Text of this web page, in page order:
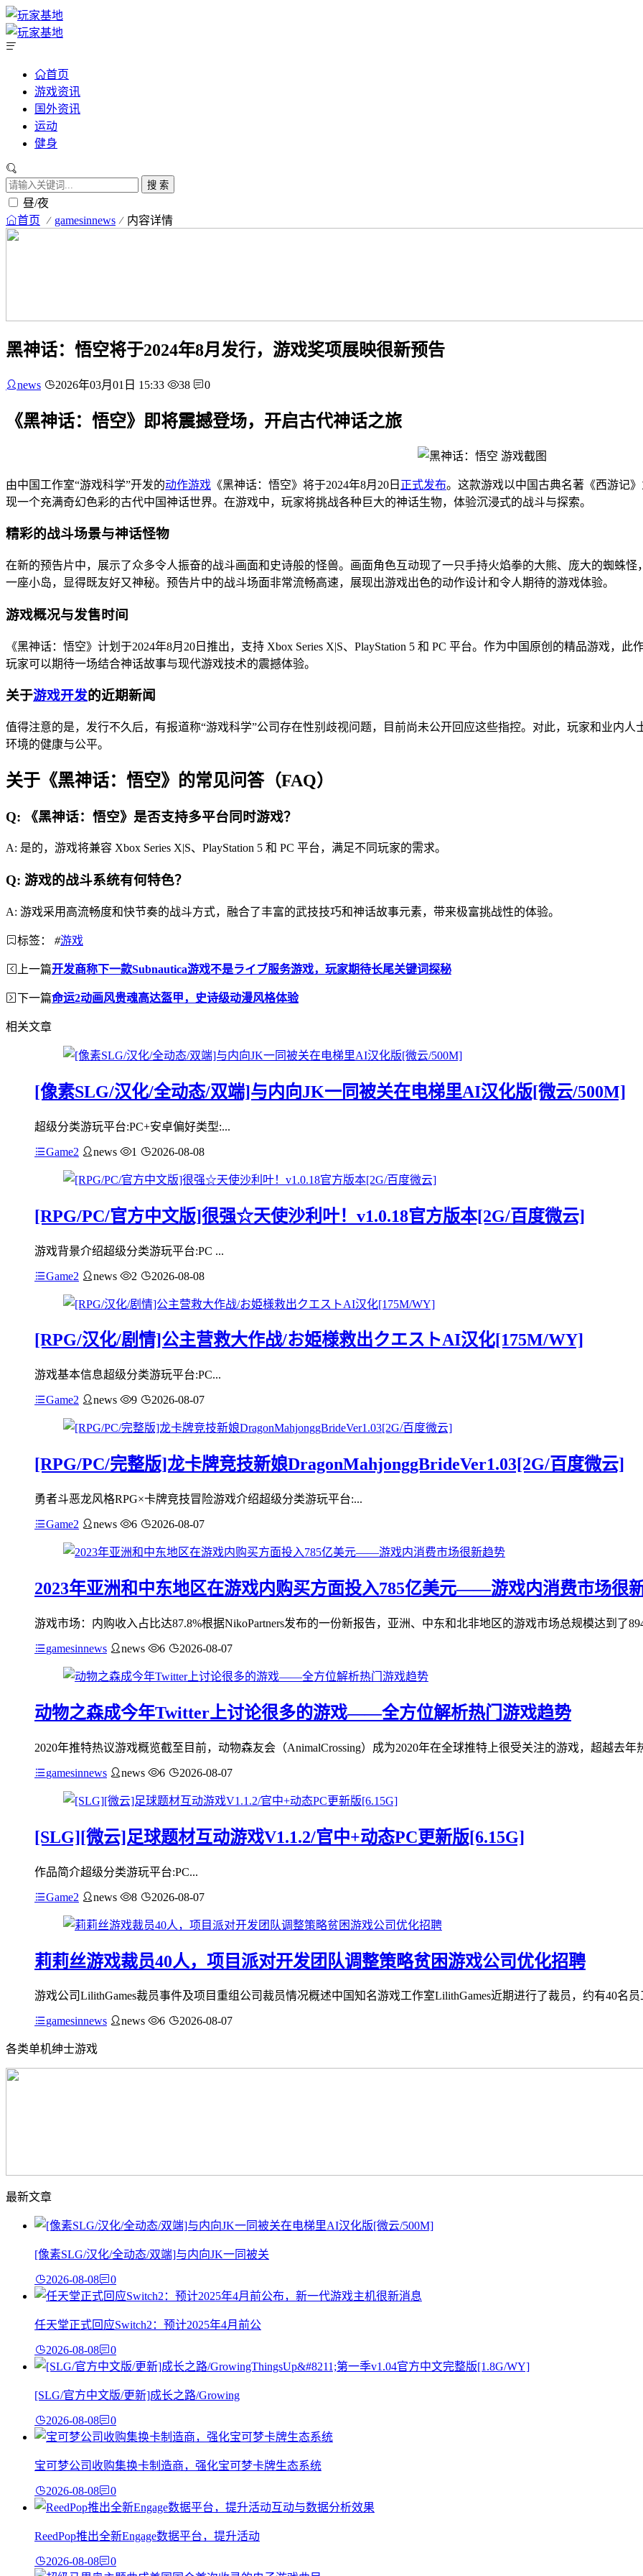
首页
游戏资讯
国外资讯
运动
健身
搜 索
昼/夜
首页 gamesinnews 内容详情
黑神话：悟空将于2024年8月发行，游戏奖项展映很新预告
news 2026年03月01日 15:33 38 0
《黑神话：悟空》即将震撼登场，开启古代神话之旅
由中国工作室“游戏科学”开发的动作游戏 《黑神话：悟空》将于2024年8月20日 正式发布。这款游戏以中国古典名著《西游记
现一个充满奇幻色彩的古代中国神话世界。在游戏中，玩家将挑战各种巨大的神话生物，体验沉浸式的战斗与探索。
精彩的战斗场景与神话怪物
在新的预告片中，展示了众多令人振奋的战斗画面和史诗般的怪兽。画面角色互动现了一只手持火焰拳的大熊、庞大的蜘蛛
一座小岛，显得既友好又神秘。预告片中的战斗场面非常流畅高速，展现出游戏出色的动作设计和令人期待的游戏体验。
游戏概况与发售时间
《黑神话：悟空》计划于2024年8月20日推出，支持 Xbox Series X|S、PlayStation 5 和 PC 平台。作为中国原创的精品游戏，
玩家可以期待一场结合神话故事与现代游戏技术的震撼体验。
关于游戏开发的近期新闻
值得注意的是，发行不久后，有报道称“游戏科学”公司存在性别歧视问题，目前尚未公开回应这些指控。对此，玩家和业内
环境的健康与公平。
关于《黑神话：悟空》的常见问答（FAQ）
Q: 《黑神话：悟空》是否支持多平台同时游戏？
A: 是的，游戏将兼容 Xbox Series X|S、PlayStation 5 和 PC 平台，满足不同玩家的需求。
Q: 游戏的战斗系统有何特色？
A: 游戏采用高流畅度和快节奏的战斗方式，融合了丰富的武技技巧和神话故事元素，带来极富挑战性的体验。
标签： #游戏
上一篇开发商称下一款Subnautica游戏不是ライブ服务游戏，玩家期待长尾关键词探秘
下一篇命运2动画风贵魂高达盔甲，史诗级动漫风格体验
相关文章
[像素SLG/汉化/全动态/双端]与内向JK一同被关在电梯里AI汉化版[微云/500M]
超级分类游玩平台:PC+安卓偏好类型:...
Game2 news 1 2026-08-08
[RPG/PC/官方中文版]很强☆天使沙利叶！v1.0.18官方版本[2G/百度微云]
游戏背景介绍超级分类游玩平台:PC ...
Game2 news 2 2026-08-08
[RPG/汉化/剧情]公主营救大作战/お姫様救出クエストAI汉化[175M/WY]
游戏基本信息超级分类游玩平台:PC...
Game2 news 9 2026-08-07
[RPG/PC/完整版]龙卡牌竞技新娘DragonMahjonggBrideVer1.03[2G/百度微云]
勇者斗恶龙风格RPG×卡牌竞技冒险游戏介绍超级分类游玩平台:...
Game2 news 6 2026-08-07
2023年亚洲和中东地区在游戏内购买方面投入785亿美元——游戏内消费市场很
游戏市场：内购收入占比达87.8%根据NikoPartners发布的一份新报告，亚洲、中东和北非地区的游戏市场总规模达到了
gamesinnews news 6 2026-08-07
动物之森成今年Twitter上讨论很多的游戏——全方位解析热门游戏趋势
2020年推特热议游戏概览截至目前，动物森友会（AnimalCrossing）成为2020年在全球推特上很受关注的游戏，超越去
gamesinnews news 6 2026-08-07
[SLG][微云]足球题材互动游戏V1.1.2/官中+动态PC更新版[6.15G]
作品简介超级分类游玩平台:PC...
Game2 news 8 2026-08-07
莉莉丝游戏裁员40人，项目派对开发团队调整策略贫困游戏公司优化招聘
游戏公司LilithGames裁员事件及项目重组公司裁员情况概述中国知名游戏工作室LilithGames近期进行了裁员，约有40名
gamesinnews news 6 2026-08-07
各类单机绅士游戏
最新文章
[像素SLG/汉化/全动态/双端]与内向JK一同被关
2026-08-08 0
任天堂正式回应Switch2：预计2025年4月前公
2026-08-08 0
[SLG/官方中文版/更新]成长之路/Growing
2026-08-08 0
宝可梦公司收购集换卡制造商，强化宝可梦卡牌生态系统
2026-08-08 0
ReedPop推出全新Engage数据平台，提升活动
2026-08-08 0